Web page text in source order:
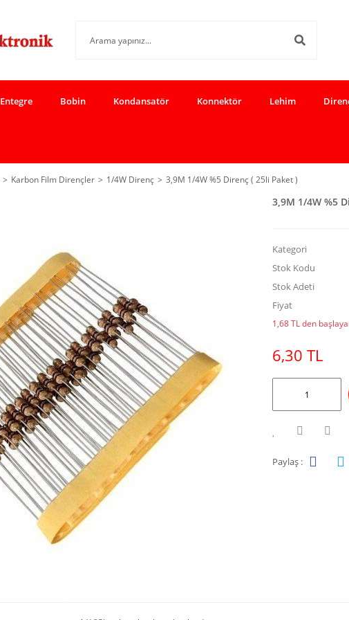
Entegre Bobin Kondansatör Konnektör Lehim
Karbon Film Dirençler 1/4W Direnç 3,9M 1/4W %5 Direnç ( 25li Paket )
3,9M 1/4W %5
Kategori
Stok Kodu
Stok Adeti
Fiyat
1,68 TL den
6,30 TL
Paylaş :